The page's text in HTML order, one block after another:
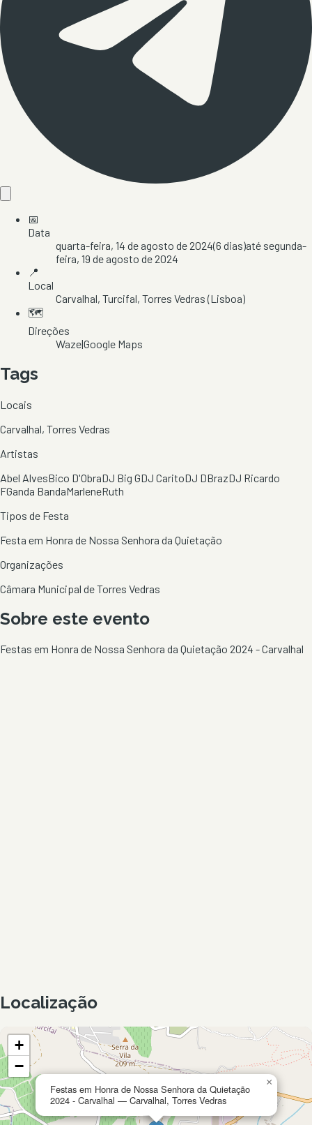
📅
Data
quarta-feira, 14 de agosto de 2024(6 dias)até segunda-
feira, 19 de agosto de 2024
📍
Local
Carvalhal, Turcifal, Torres Vedras(Lisboa)
🗺️
Direções
Waze|Google Maps
Tags
Locais
Carvalhal, Torres Vedras
Artistas
Abel AlvesBico D'ObraDJ Big GDJ CaritoDJ DBrazDJ Ricardo
FGanda BandaMarleneRuth
Tipos de Festa
Festa em Honra de Nossa Senhora da Quietação
Organizações
Câmara Municipal de Torres Vedras
Sobre este evento
Festas em Honra de Nossa Senhora da Quietação 2024 - Carvalhal
Localização
Festas em Honra de Nossa Senhora da Quietação
2024 - Carvalhal — Carvalhal, Torres Vedras
×
+
−